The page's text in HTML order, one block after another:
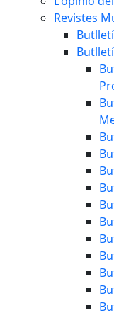
Revistes